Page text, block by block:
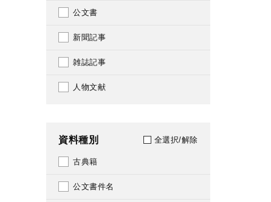
公文書
新聞記事
雑誌記事
人物文献
資料種別 全選択/解除
古典籍
公文書件名